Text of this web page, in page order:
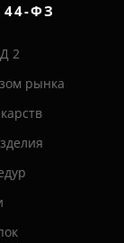
ФЗ
2
рынка